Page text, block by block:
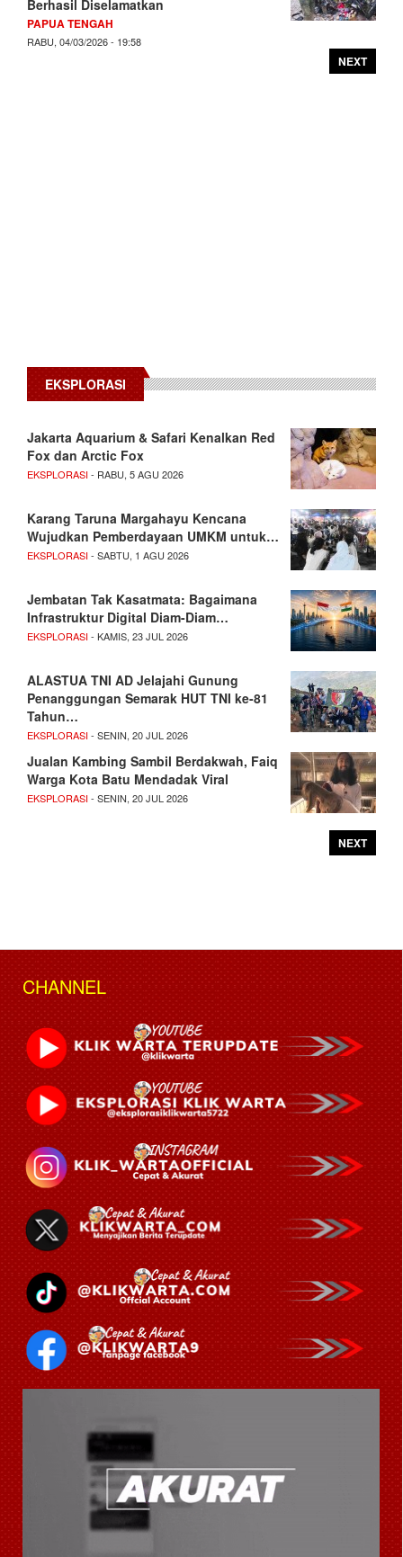
Berhasil Diselamatkan
PAPUA TENGAH
RABU, 04/03/2026 - 19:58
NEXT
EKSPLORASI
Jakarta Aquarium & Safari Kenalkan Red
Fox dan Arctic Fox
EKSPLORASI- RABU, 5 AGU 2026
Karang Taruna Margahayu Kencana
Wujudkan Pemberdayaan UMKM untuk…
EKSPLORASI- SABTU, 1 AGU 2026
Jembatan Tak Kasatmata: Bagaimana
Infrastruktur Digital Diam-Diam…
EKSPLORASI- KAMIS, 23 JUL 2026
ALASTUA TNI AD Jelajahi Gunung
Penanggungan Semarak HUT TNI ke-81
Tahun…
EKSPLORASI- SENIN, 20 JUL 2026
Jualan Kambing Sambil Berdakwah, Faiq
Warga Kota Batu Mendadak Viral
EKSPLORASI- SENIN, 20 JUL 2026
NEXT
CHANNEL